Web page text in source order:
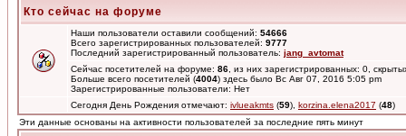
Кто сейчас на форуме
Наши пользователи оставили сообщений: 54666
Всего зарегистрированных пользователей: 9777
Последний зарегистрированный пользователь: jang_avtomat
Сейчас посетителей на форуме: 86 , из них зарегистрированных: 0,
Больше всего посетителей (4004) здесь было Вс Авг 07, 2016 5:05 pm
Зарегистрированные пользователи: Нет
Сегодня День Рождения отмечают: ivlueakmts (59), korzina.elena2017 (48)
Эти данные основаны на активности пользователей за последние пять минут